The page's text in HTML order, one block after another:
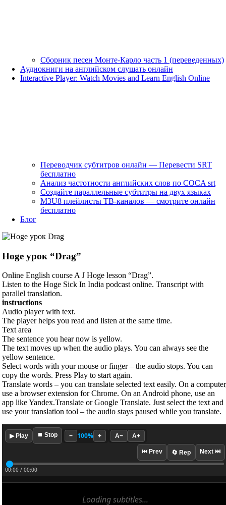
Сборник песен Монте-Карло часть 1 (переведенных)
Аудиокниги на английском слушать онлайн
Interactive Player: Watch Movies and Learn English Online
Переводчик субтитров онлайн — Перевести SRT
бесплатно
Анализ частотности английских слов по COCA srt
Создайте параллельные субтитры на двух языках
M3U8 плейлисты ТВ‑каналов — смотрите онлайн
бесплатно
Блог
Hoge урок “Drag”
Online English course A J Hoge lesson “Drag”.
Listen to the Hoge Sick In India podcast online. Transcript with
parallel translation.
instructions
Audio player with text.
The player helps you read and listen at the same time.
Text area
The sentence you hear now is yellow.
The text moves up when the audio plays. You can always see the
yellow sentence.
Select words with your mouse or finger – the audio stops. You can
copy the words. Press Play to start again.
Translate words – you can translate selected text easily. On a
use a browser extension for Chrome. On an Android phone, use an
app like Yandex.Translate or Google Translate. Just select the text and
use your translation tool – the audio stays paused while you translate.
▶ Play ⏹ Stop
00:00 / 00:00
− 100% + A− A+
⏮ Prev 🔄 Rep Next ⏭
Loading subtitles...